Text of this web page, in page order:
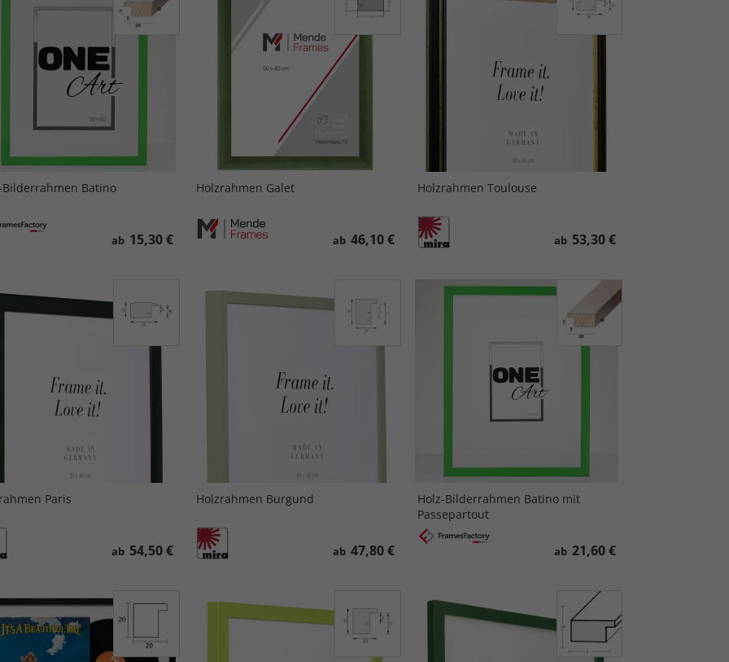
Bilderrahmen Batino
ab 15,30 €
Holzrahmen Galet
ab 46,10 €
Holzrahmen Toulouse
ab 53,30 €
Paris
ab 54,50 €
Holzrahmen Burgund
ab 47,80 €
Holz-Bilderrahmen Batino mit
Passepartout
ab 21,60 €